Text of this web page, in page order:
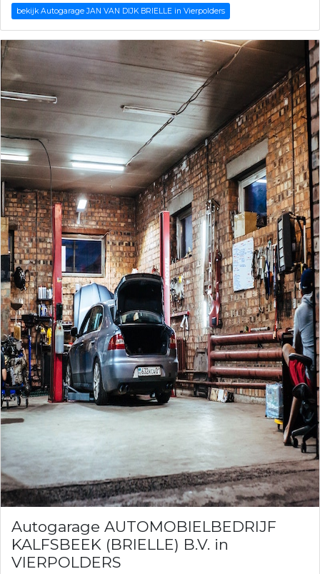
bekijk Autogarage JAN VAN DIJK BRIELLE in Vierpolders
Autogarage AUTOMOBIELBEDRIJF
KALFSBEEK (BRIELLE) B.V. in
VIERPOLDERS